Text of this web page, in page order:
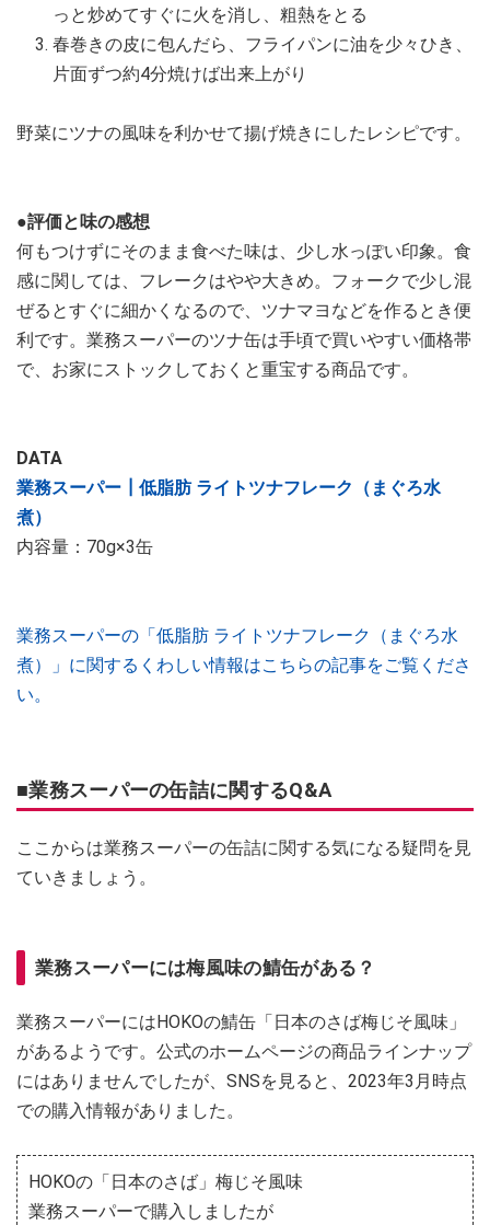
っと炒めてすぐに火を消し、粗熱をとる
春巻きの皮に包んだら、フライパンに油を少々ひき、
片面ずつ約4分焼けば出来上がり
野菜にツナの風味を利かせて揚げ焼きにしたレシピです。
●評価と味の感想
何もつけずにそのまま食べた味は、少し水っぽい印象。食
感に関しては、フレークはやや大きめ。フォークで少し混
ぜるとすぐに細かくなるので、ツナマヨなどを作るとき便
利です。業務スーパーのツナ缶は手頃で買いやすい価格帯
で、お家にストックしておくと重宝する商品です。
DATA
業務スーパー┃低脂肪 ライトツナフレーク（まぐろ水
煮）
内容量：70g×3缶
業務スーパーの「低脂肪 ライトツナフレーク（まぐろ水
煮）」に関するくわしい情報はこちらの記事をご覧くださ
い。
■業務スーパーの缶詰に関するQ&A
ここからは業務スーパーの缶詰に関する気になる疑問を見
ていきましょう。
業務スーパーには梅風味の鯖缶がある？
業務スーパーにはHOKOの鯖缶「日本のさば梅じそ風味」
があるようです。公式のホームページの商品ラインナップ
にはありませんでしたが、SNSを見ると、2023年3月時点
での購入情報がありました。
HOKOの「日本のさば」梅じそ風味
業務スーパーで購入しましたが